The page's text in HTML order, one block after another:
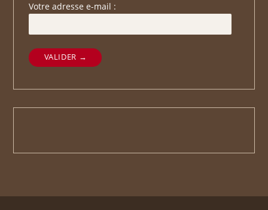
Votre adresse e-mail :
VALIDER →